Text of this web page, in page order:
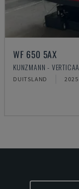
WF 650 5AX
KUNZMANN -
DUITSLAND 2025